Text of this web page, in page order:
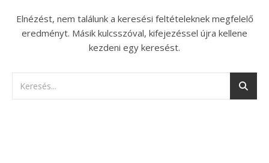
Elnézést, nem találunk a keresési feltételeknek megfelelő
eredményt. Másik kulcsszóval, kifejezéssel újra kellene
kezdeni egy keresést.